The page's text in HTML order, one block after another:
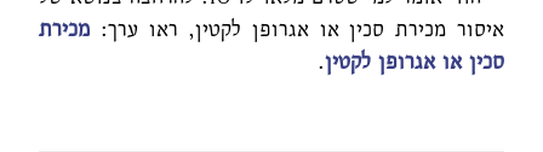
איסור מכירת סכין או אגרופן לקטין, ראו ערך: מכירת
סכין או אגרופן לקטין.